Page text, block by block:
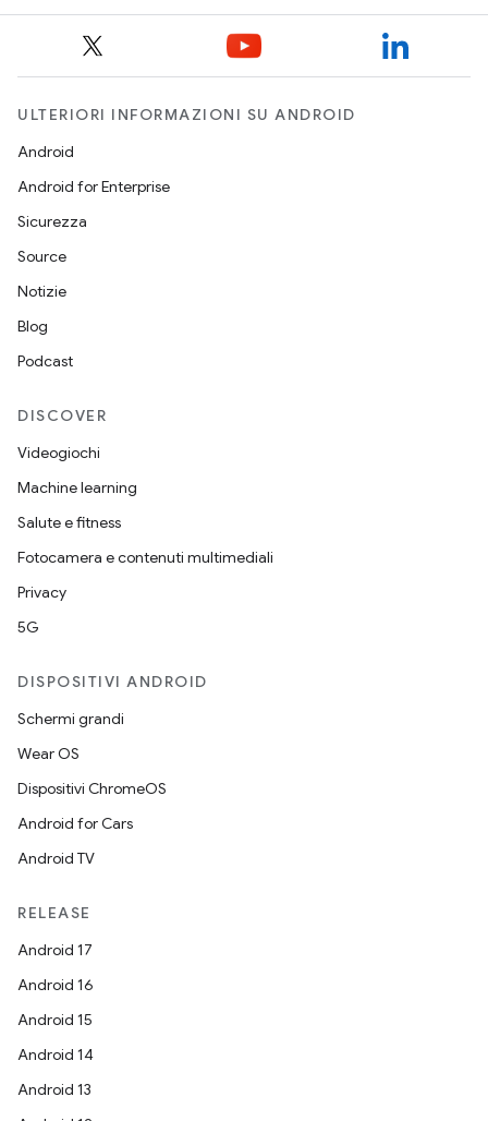
ULTERIORI INFORMAZIONI SU ANDROID
Android
Android for Enterprise
Sicurezza
Source
Notizie
Blog
Podcast
DISCOVER
Videogiochi
Machine learning
Salute e fitness
Fotocamera e contenuti multimediali
Privacy
5G
DISPOSITIVI ANDROID
Schermi grandi
Wear OS
Dispositivi ChromeOS
Android for Cars
Android TV
RELEASE
Android 17
Android 16
Android 15
Android 14
Android 13